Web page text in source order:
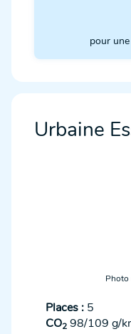
pour
Urbaine
Photo
Places : 5
CO2 98/109 g/